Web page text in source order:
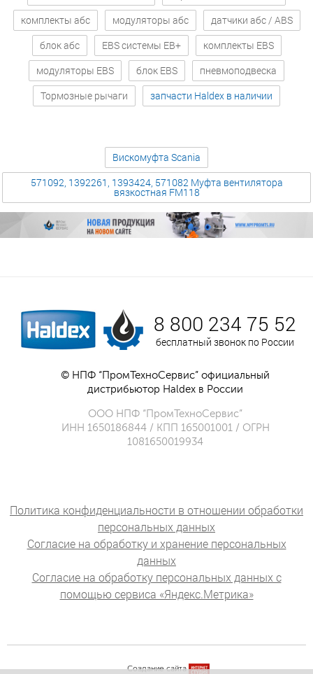
комплекты абс
модуляторы абс
датчики абс / ABS
блок абс
EBS системы EB+
комплекты EBS
модуляторы EBS
блок EBS
пневмоподвеска
Тормозные рычаги
запчасти Haldex в наличии
Вискомуфта Scania
571092, 1392261, 1393424, 571082 Муфта вентилятора
вязкостная FM118
8 800 234 75 52
бесплатный звонок по России
© НПФ “ПромТехноСервис” официальный
дистрибьютор Haldex в России
ООО НПФ “ПромТехноСервис”
ИНН 1650186844 / КПП 165001001 / ОГРН
1081650019934
Политика конфиденциальности в отношении обработки
персональных данных
Согласие на обработку и хранение персональных
данных
Согласие на обработку персональных данных с
помощью сервиса «Яндекс.Метрика»
Создание сайта